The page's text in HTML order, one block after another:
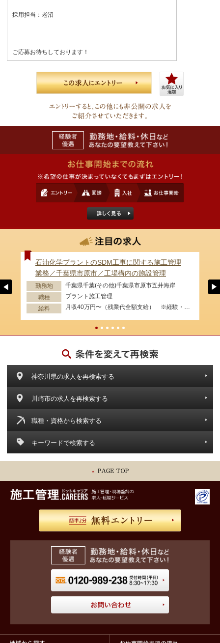
採用担当：老沼
ご応募お待ちしております！
石油化学プラントのSDM工事に関する施工管理
業務／千葉県市原市／工場構内の施設管理
勤務地
千葉県千葉(その他)千葉県市原市五井海岸
職種
プラント施工管理
給料
神奈川県の求人を再検索する
川崎市の求人を再検索する
職種・資格から検索する
キーワードで検索する